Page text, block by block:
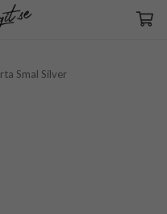
Smal Silver